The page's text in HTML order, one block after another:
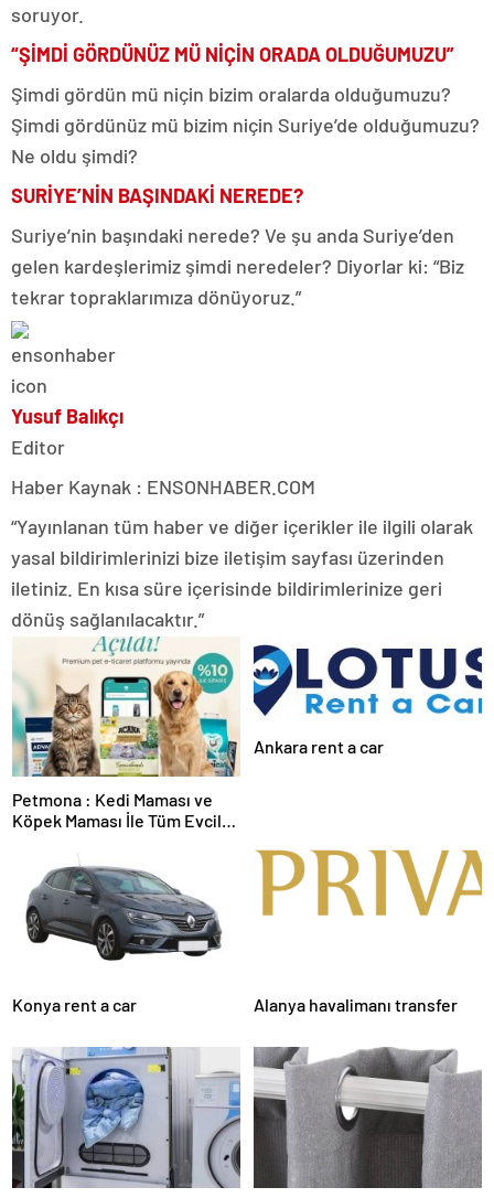
soruyor.
“ŞİMDİ GÖRDÜNÜZ MÜ NİÇİN ORADA OLDUĞUMUZU”
Şimdi gördün mü niçin bizim oralarda olduğumuzu?
Şimdi gördünüz mü bizim niçin Suriye’de olduğumuzu?
Ne oldu şimdi?
SURİYE’NİN BAŞINDAKİ NEREDE?
Suriye’nin başındaki nerede? Ve şu anda Suriye’den
gelen kardeşlerimiz şimdi neredeler? Diyorlar ki: “Biz
tekrar topraklarımıza dönüyoruz.”
Yusuf Balıkçı
Editor
Haber Kaynak : ENSONHABER.COM
“Yayınlanan tüm haber ve diğer içerikler ile ilgili olarak
yasal bildirimlerinizi bize iletişim sayfası üzerinden
iletiniz. En kısa süre içerisinde bildirimlerinize geri
dönüş sağlanılacaktır.”
Petmona : Kedi Maması ve
Köpek Maması İle Tüm Evcil
Ankara rent a car
Konya rent a car Alanya havalimanı transfer